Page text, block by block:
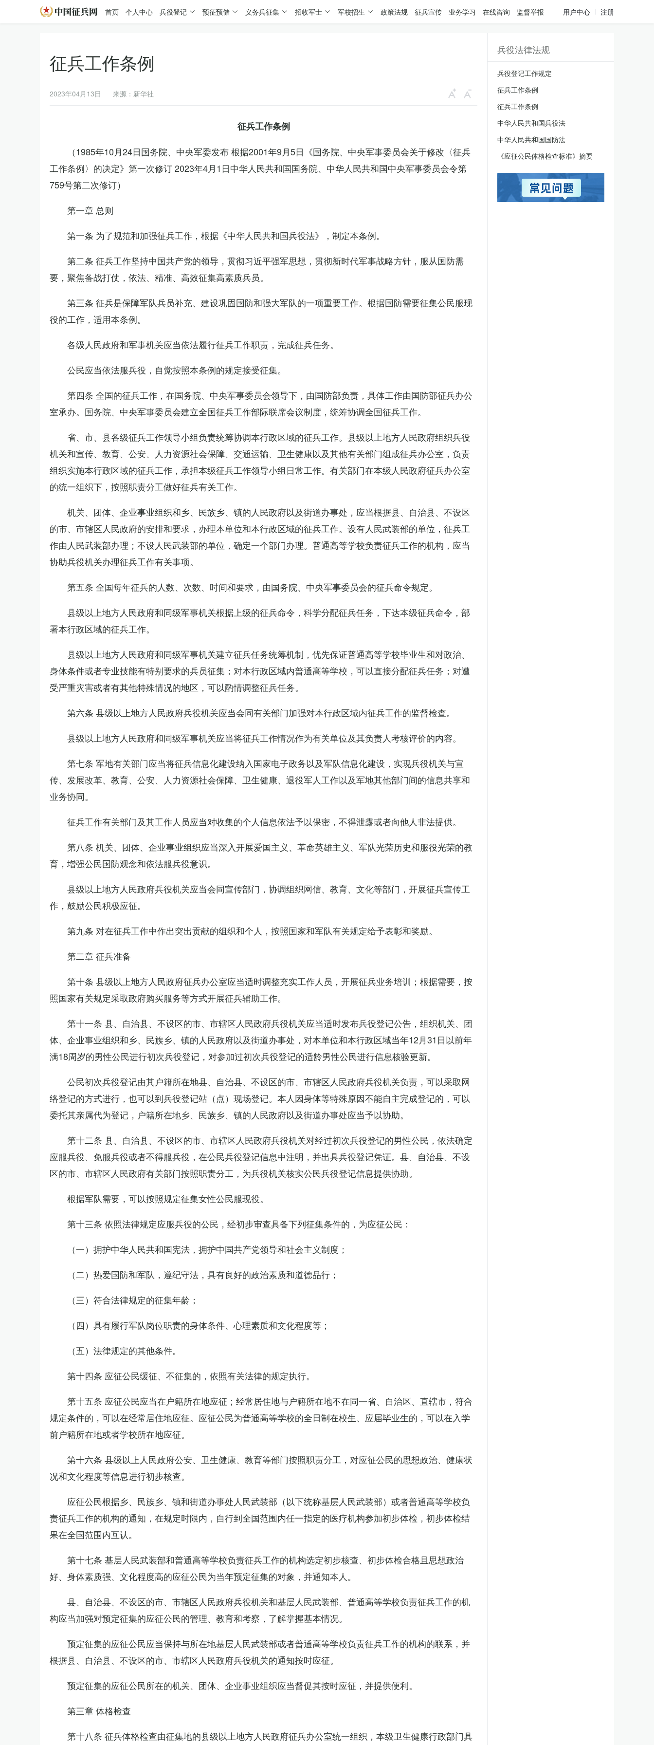
首页 个人中心 兵役登记 预征预储 义务兵征集 招收军士 军校招生 政策法规 征兵宣传 业务学习 在线咨询 监督举报 用户中心 注册
征兵工作条例
2023年04月13日 来源：新华社
征兵工作条例
（1985年10月24日国务院、中央军委发布 根据2001年9月5日《国务院、中央军事委员会关于修改〈征兵
工作条例〉的决定》第一次修订 2023年4月1日中华人民共和国国务院、中华人民共和国中央军事委员会令第
759号第二次修订）
第一章 总则
第一条 为了规范和加强征兵工作，根据《中华人民共和国兵役法》，制定本条例。
第二条 征兵工作坚持中国共产党的领导，贯彻习近平强军思想，贯彻新时代军事战略方针，服从国防需
要，聚焦备战打仗，依法、精准、高效征集高素质兵员。
第三条 征兵是保障军队兵员补充、建设巩固国防和强大军队的一项重要工作。根据国防需要征集公民服现
役的工作，适用本条例。
各级人民政府和军事机关应当依法履行征兵工作职责，完成征兵任务。
公民应当依法服兵役，自觉按照本条例的规定接受征集。
第四条 全国的征兵工作，在国务院、中央军事委员会领导下，由国防部负责，具体工作由国防部征兵办公
室承办。国务院、中央军事委员会建立全国征兵工作部际联席会议制度，统筹协调全国征兵工作。
省、市、县各级征兵工作领导小组负责统筹协调本行政区域的征兵工作。县级以上地方人民政府组织兵役
机关和宣传、教育、公安、人力资源社会保障、交通运输、卫生健康以及其他有关部门组成征兵办公室，负责
组织实施本行政区域的征兵工作，承担本级征兵工作领导小组日常工作。有关部门在本级人民政府征兵办公室
的统一组织下，按照职责分工做好征兵有关工作。
机关、团体、企业事业组织和乡、民族乡、镇的人民政府以及街道办事处，应当根据县、自治县、不设区
的市、市辖区人民政府的安排和要求，办理本单位和本行政区域的征兵工作。设有人民武装部的单位，征兵工
作由人民武装部办理；不设人民武装部的单位，确定一个部门办理。普通高等学校负责征兵工作的机构，应当
协助兵役机关办理征兵工作有关事项。
第五条 全国每年征兵的人数、次数、时间和要求，由国务院、中央军事委员会的征兵命令规定。
县级以上地方人民政府和同级军事机关根据上级的征兵命令，科学分配征兵任务，下达本级征兵命令，部
署本行政区域的征兵工作。
县级以上地方人民政府和同级军事机关建立征兵任务统筹机制，优先保证普通高等学校毕业生和对政治、
身体条件或者专业技能有特别要求的兵员征集；对本行政区域内普通高等学校，可以直接分配征兵任务；对遭
受严重灾害或者有其他特殊情况的地区，可以酌情调整征兵任务。
第六条 县级以上地方人民政府兵役机关应当会同有关部门加强对本行政区域内征兵工作的监督检查。
县级以上地方人民政府和同级军事机关应当将征兵工作情况作为有关单位及其负责人考核评价的内容。
第七条 军地有关部门应当将征兵信息化建设纳入国家电子政务以及军队信息化建设，实现兵役机关与宣
传、发展改革、教育、公安、人力资源社会保障、卫生健康、退役军人工作以及军地其他部门间的信息共享和
业务协同。
征兵工作有关部门及其工作人员应当对收集的个人信息依法予以保密，不得泄露或者向他人非法提供。
第八条 机关、团体、企业事业组织应当深入开展爱国主义、革命英雄主义、军队光荣历史和服役光荣的教
育，增强公民国防观念和依法服兵役意识。
县级以上地方人民政府兵役机关应当会同宣传部门，协调组织网信、教育、文化等部门，开展征兵宣传工
作，鼓励公民积极应征。
第九条 对在征兵工作中作出突出贡献的组织和个人，按照国家和军队有关规定给予表彰和奖励。
第二章 征兵准备
第十条 县级以上地方人民政府征兵办公室应当适时调整充实工作人员，开展征兵业务培训；根据需要，按
照国家有关规定采取政府购买服务等方式开展征兵辅助工作。
第十一条 县、自治县、不设区的市、市辖区人民政府兵役机关应当适时发布兵役登记公告，组织机关、团
体、企业事业组织和乡、民族乡、镇的人民政府以及街道办事处，对本单位和本行政区域当年12月31日以前年
满18周岁的男性公民进行初次兵役登记，对参加过初次兵役登记的适龄男性公民进行信息核验更新。
公民初次兵役登记由其户籍所在地县、自治县、不设区的市、市辖区人民政府兵役机关负责，可以采取网
络登记的方式进行，也可以到兵役登记站（点）现场登记。本人因身体等特殊原因不能自主完成登记的，可以
委托其亲属代为登记，户籍所在地乡、民族乡、镇的人民政府以及街道办事处应当予以协助。
第十二条 县、自治县、不设区的市、市辖区人民政府兵役机关对经过初次兵役登记的男性公民，依法确定
应服兵役、免服兵役或者不得服兵役，在公民兵役登记信息中注明，并出具兵役登记凭证。县、自治县、不设
区的市、市辖区人民政府有关部门按照职责分工，为兵役机关核实公民兵役登记信息提供协助。
根据军队需要，可以按照规定征集女性公民服现役。
第十三条 依照法律规定应服兵役的公民，经初步审查具备下列征集条件的，为应征公民：
（一）拥护中华人民共和国宪法，拥护中国共产党领导和社会主义制度；
（二）热爱国防和军队，遵纪守法，具有良好的政治素质和道德品行；
（三）符合法律规定的征集年龄；
（四）具有履行军队岗位职责的身体条件、心理素质和文化程度等；
（五）法律规定的其他条件。
第十四条 应征公民缓征、不征集的，依照有关法律的规定执行。
第十五条 应征公民应当在户籍所在地应征；经常居住地与户籍所在地不在同一省、自治区、直辖市，符合
规定条件的，可以在经常居住地应征。应征公民为普通高等学校的全日制在校生、应届毕业生的，可以在入学
前户籍所在地或者学校所在地应征。
第十六条 县级以上人民政府公安、卫生健康、教育等部门按照职责分工，对应征公民的思想政治、健康状
况和文化程度等信息进行初步核查。
应征公民根据乡、民族乡、镇和街道办事处人民武装部（以下统称基层人民武装部）或者普通高等学校负
责征兵工作的机构的通知，在规定时限内，自行到全国范围内任一指定的医疗机构参加初步体检，初步体检结
果在全国范围内互认。
第十七条 基层人民武装部和普通高等学校负责征兵工作的机构选定初步核查、初步体检合格且思想政治
好、身体素质强、文化程度高的应征公民为当年预定征集的对象，并通知本人。
县、自治县、不设区的市、市辖区人民政府兵役机关和基层人民武装部、普通高等学校负责征兵工作的机
构应当加强对预定征集的应征公民的管理、教育和考察，了解掌握基本情况。
预定征集的应征公民应当保持与所在地基层人民武装部或者普通高等学校负责征兵工作的机构的联系，并
根据县、自治县、不设区的市、市辖区人民政府兵役机关的通知按时应征。
预定征集的应征公民所在的机关、团体、企业事业组织应当督促其按时应征，并提供便利。
第三章 体格检查
第十八条 征兵体格检查由征集地的县级以上地方人民政府征兵办公室统一组织，本级卫生健康行政部门具
兵役法律法规
兵役登记工作规定
征兵工作条例
征兵工作条例
中华人民共和国兵役法
中华人民共和国国防法
《应征公民体格检查标准》摘要